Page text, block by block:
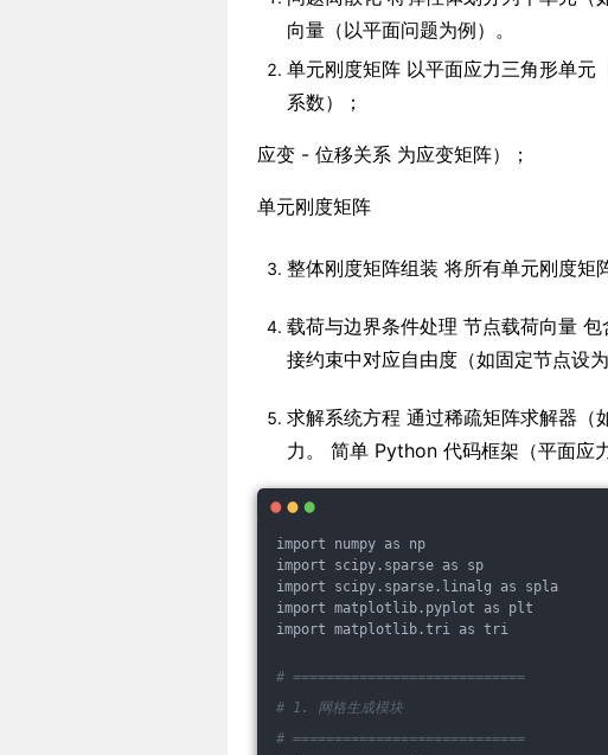
向量（以平面问题为例）。
单元刚度矩阵 以平面应力三角形单
系数）；
应变 - 位移关系 为应变矩阵）；
单元刚度矩阵
整体刚度矩阵组装 将所有单元刚度矩
载荷与边界条件处理 节点载荷向量
接约束中对应自由度（如固定节点设
求解系统方程 通过稀疏矩阵求解器（
力。 简单 Python 代码框架（平面应
import numpy as np
import scipy.sparse as sp
import scipy.sparse.linalg as spla
import matplotlib.pyplot as plt
import matplotlib.tri as tri
# ============================
# 1. 网格生成模块
# ============================